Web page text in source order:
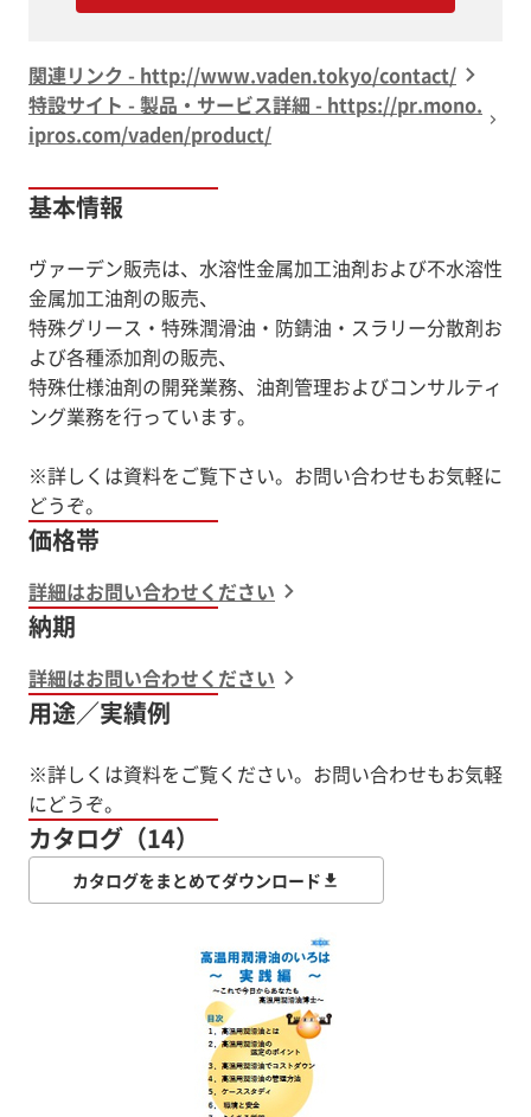
御社のニーズに応えます♪
関連リンク - http://www.vaden.tokyo/contact/
特設サイト - 製品・サービス詳細 - https://pr.mono.
ipros.com/vaden/product/
基本情報
ヴァーデン販売は、水溶性金属加工油剤および不水溶性
金属加工油剤の販売、
特殊グリース・特殊潤滑油・防錆油・スラリー分散剤お
よび各種添加剤の販売、
特殊仕様油剤の開発業務、油剤管理およびコンサルティ
ング業務を行っています。
※詳しくは資料をご覧下さい。お問い合わせもお気軽に
価格帯
詳細はお問い合わせください
納期
詳細はお問い合わせください
用途／実績例
※詳しくは資料をご覧ください。お問い合わせもお気軽
にどうぞ。
カタログ（14）
カタログをまとめてダウンロード